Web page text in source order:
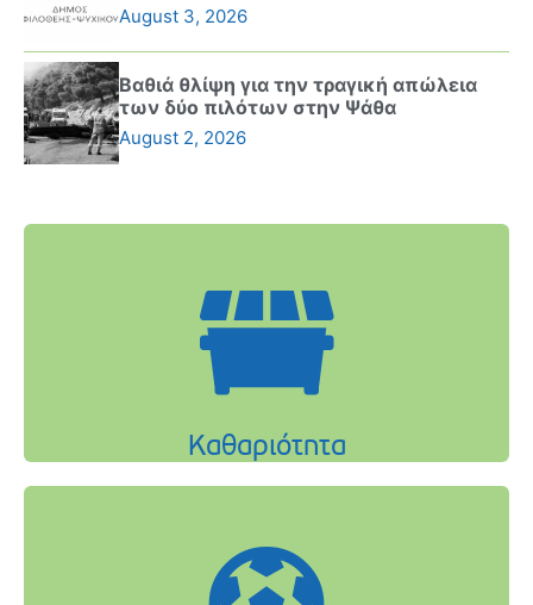
August 3, 2026
Βαθιά θλίψη για την τραγική απώλεια
των δύο πιλότων στην Ψάθα
August 2, 2026